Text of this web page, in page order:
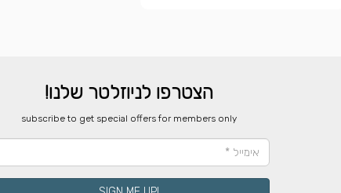
הצטרפו לניוזלטר שלנו!
​subscribe to get special offers for members only